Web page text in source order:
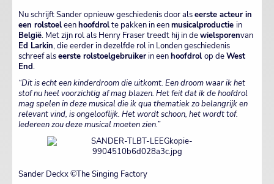
Nu schrijft Sander opnieuw geschiedenis door alseerste acteur in
een rolstoeleenhoofdrolte pakken in eenmusicalproductie in
België. Met zijn rol als Henry Fraser treedt hij in dewielsporenvan
Ed Larkin, die eerder in dezelfde rol in Londen geschiedenis
schreef alseerste rolstoelgebruikerin eenhoofdrol op deWest
End.
“Dit is echt een kinderdroom die uitkomt. Een droom waar ik het
stof nu heel voorzichtig af mag blazen. Het feit dat ik de hoofdrol
mag spelen in deze musical die ik qua thematiek zo belangrijk en
relevant vind, is ongelooflijk. Het wordt schoon, het wordt tof.
Iedereen zou deze musical moeten zien.”
Sander Deckx ©The Singing Factory